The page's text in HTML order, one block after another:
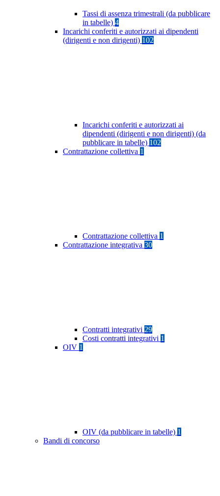
Tassi di assenza trimestrali (da pubblicare
in tabelle) 4
Incarichi conferiti e autorizzati ai dipendenti
(dirigenti e non dirigenti) 102
Incarichi conferiti e autorizzati ai
dipendenti (dirigenti e non dirigenti) (da
pubblicare in tabelle) 102
Contrattazione collettiva 1
Contrattazione collettiva 1
Contrattazione integrativa 30
Contratti integrativi 29
Costi contratti integrativi 1
OIV 1
OIV (da pubblicare in tabelle) 1
Bandi di concorso